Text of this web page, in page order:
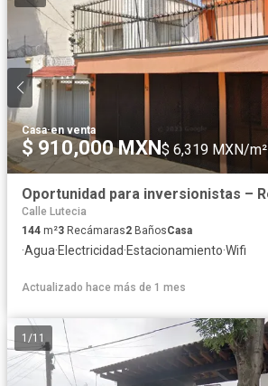
Casa·en venta
$ 910,000 MXN $ 6,319 MXN/m²
Calle Lutecia
144 m²3 Recámaras2 BañosCasa
·Agua·Electricidad·Estacionamiento·Wifi
Actualizado hace más de 1 mes
1 /11